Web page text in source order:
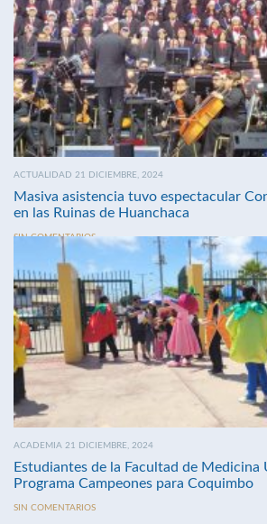
ACTUALIDAD 21 DICIEMBRE, 2024
Masiva asistencia tuvo espectacular
en las Ruinas de Huanchaca
SIN COMENTARIOS
ACADEMIA 21 DICIEMBRE, 2024
Estudiantes de la Facultad de Medicina
Programa Campeones para Coquimbo
SIN COMENTARIOS